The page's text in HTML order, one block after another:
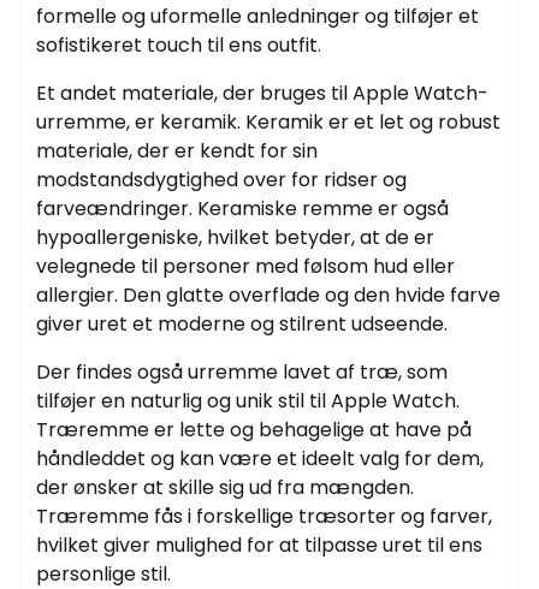
formelle og uformelle anledninger og tilføjer et
sofistikeret touch til ens outfit.
Et andet materiale, der bruges til Apple Watch-
urremme, er keramik. Keramik er et let og robust
materiale, der er kendt for sin
modstandsdygtighed over for ridser og
farveændringer. Keramiske remme er også
hypoallergeniske, hvilket betyder, at de er
velegnede til personer med følsom hud eller
allergier. Den glatte overflade og den hvide farve
giver uret et moderne og stilrent udseende.
Der findes også urremme lavet af træ, som
tilføjer en naturlig og unik stil til Apple Watch.
Træremme er lette og behagelige at have på
håndleddet og kan være et ideelt valg for dem,
der ønsker at skille sig ud fra mængden.
Træremme fås i forskellige træsorter og farver,
hvilket giver mulighed for at tilpasse uret til ens
personlige stil.